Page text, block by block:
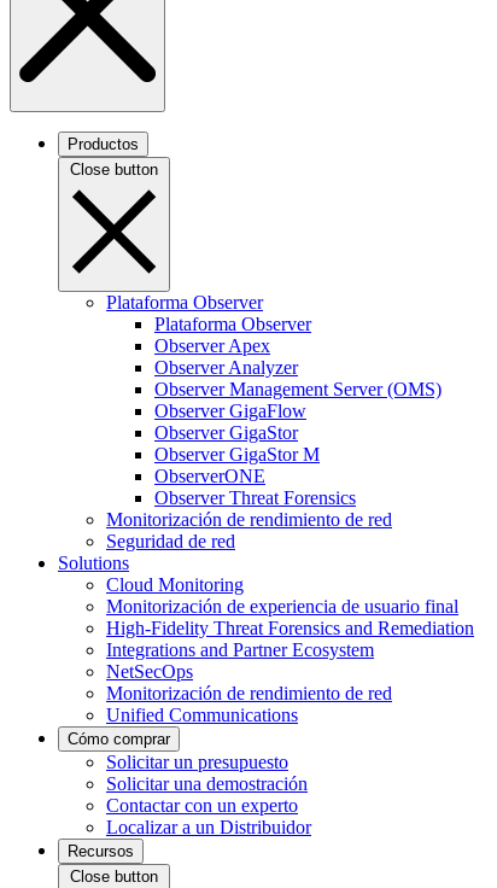
Productos
Close button
Plataforma Observer
Plataforma Observer
Observer Apex
Observer Analyzer
Observer Management Server (OMS)
Observer GigaFlow
Observer GigaStor
Observer GigaStor M
ObserverONE
Observer Threat Forensics
Monitorización de rendimiento de red
Seguridad de red
Solutions
Cloud Monitoring
Monitorización de experiencia de usuario final
High-Fidelity Threat Forensics and Remediation
Integrations and Partner Ecosystem
NetSecOps
Monitorización de rendimiento de red
Unified Communications
Cómo comprar
Solicitar un presupuesto
Solicitar una demostración
Contactar con un experto
Localizar a un Distribuidor
Recursos
Close button